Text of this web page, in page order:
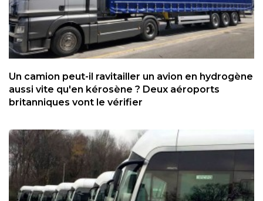
Un camion peut-il ravitailler un avion en hydrogène
aussi vite qu'en kérosène ? Deux aéroports
britanniques vont le vérifier